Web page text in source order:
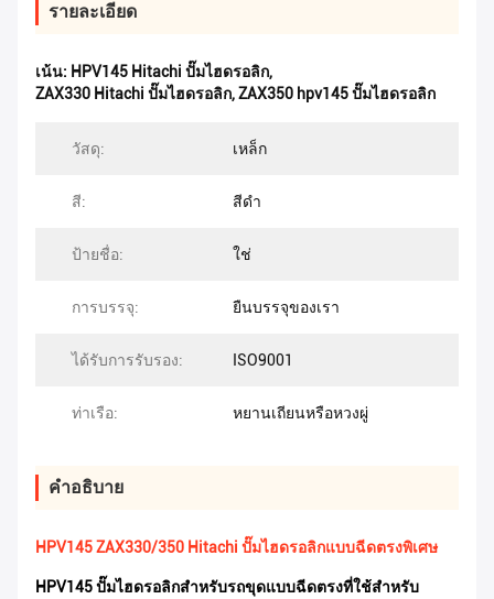
รายละเอียด
เน้น: HPV145 Hitachi ปั๊มไฮดรอลิก,
ZAX330 Hitachi ปั๊มไฮดรอลิก,ZAX350 hpv145 ปั๊มไฮดรอลิก
วัสดุ: เหล็ก
สี: สีดำ
ป้ายชื่อ: ใช่
การบรรจุ: ยืนบรรจุของเรา
ได้รับการรับรอง: ISO9001
ท่าเรือ: หยานเถียนหรือหวงผู่
คําอธิบาย
HPV145 ZAX330/350 Hitachi ปั๊มไฮดรอลิกแบบฉีดตรงพิเศษ
HPV145 ปั๊มไฮดรอลิกสำหรับรถขุดแบบฉีดตรงที่ใช้สำหรับ